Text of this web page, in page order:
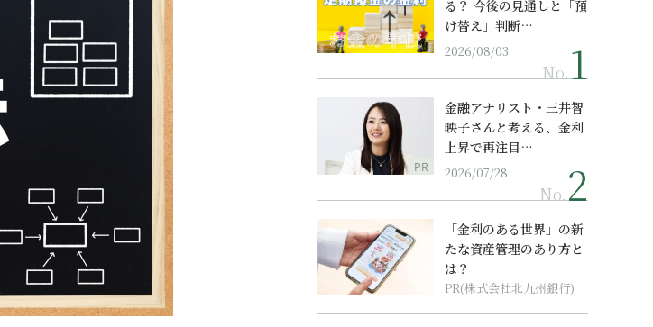
る？ 今後の見通しと「預
け替え」判断…
2026/08/03
No.
PR
金融アナリスト・三井智
映子さんと考える、金利
上昇で再注目…
2026/07/28
No.
「金利のある世界」の新
たな資産管理のあり方と
は？
PR(株式会社北九州銀行)